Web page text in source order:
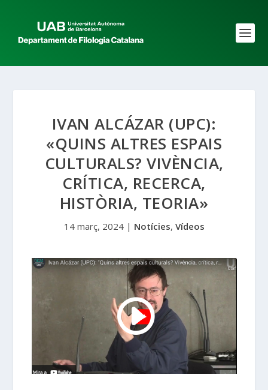
IVAN ALCÁZAR (UPC):
«QUINS ALTRES ESPAIS
CULTURALS? VIVÈNCIA,
CRÍTICA, RECERCA,
HISTÒRIA, TEORIA»
14 març, 2024| Notícies, Vídeos